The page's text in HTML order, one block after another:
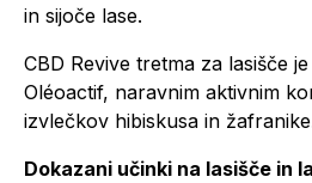
in sijoče lase.
CBD Revive tretma za lasišče
Oléoactif, naravnim aktivnim
izvlečkov hibiskusa in
Dokazani učinki na lasišče in